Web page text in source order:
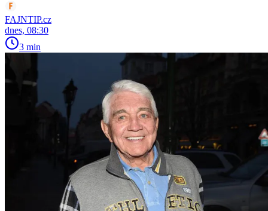
FAJNTIP.cz
dnes, 08:30
3 min